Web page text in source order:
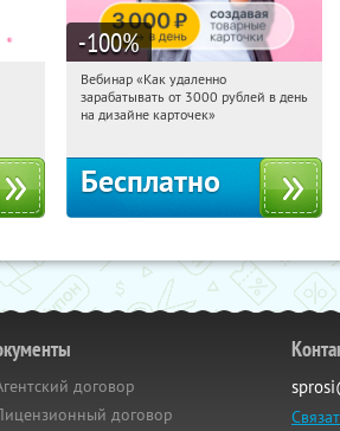
-100%
15:14:53 Получили:
Россия
Вебинар «Как удаленно
зарабатывать от 3000 рублей в день
на дизайне карточек»
Бесплатно
договор
договор